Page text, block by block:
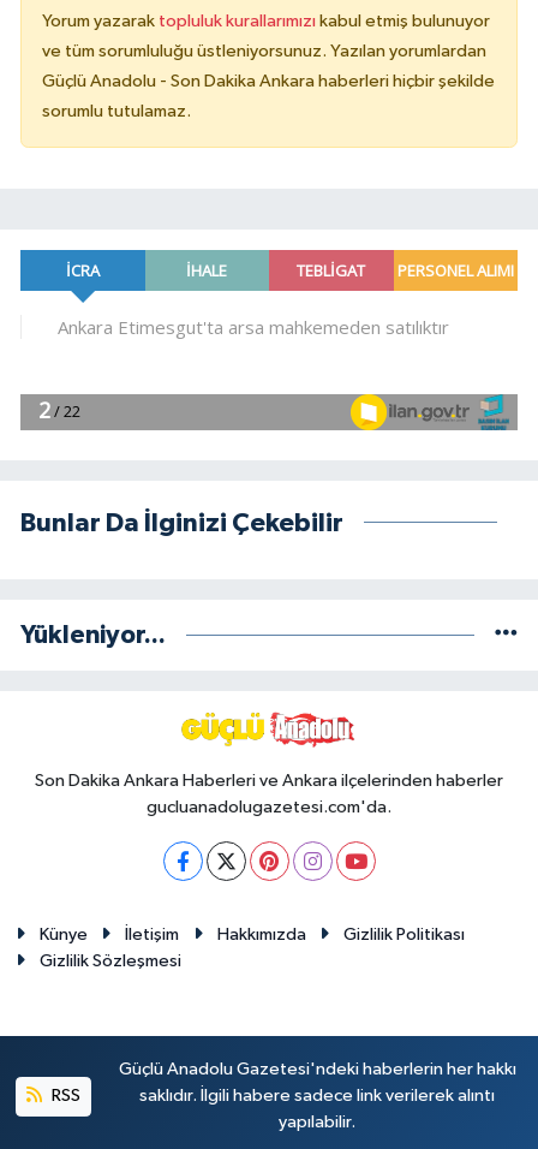
Yorum yazarak topluluk kurallarımızı kabul etmiş bulunuyor
ve tüm sorumluluğu üstleniyorsunuz. Yazılan yorumlardan
Güçlü Anadolu - Son Dakika Ankara haberleri hiçbir şekilde
sorumlu tutulamaz.
Bunlar Da İlginizi Çekebilir
Yükleniyor...
Son Dakika Ankara Haberleri ve Ankara ilçelerinden haberler
gucluanadolugazetesi.com'da.
Künye İletişim Hakkımızda
Gizlilik Politikası
Gizlilik Sözleşmesi
RSS
Güçlü Anadolu Gazetesi'ndeki haberlerin her hakkı
saklıdır. İlgili habere sadece link verilerek alıntı
yapılabilir.